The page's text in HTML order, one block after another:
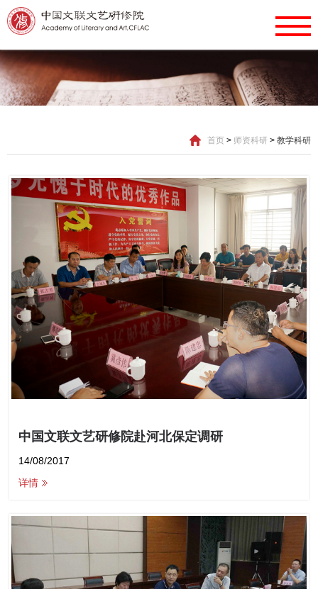
首页 > 师资科研 > 教学科研
中国文联文艺研修院赴河北保定调研
14/08/2017
详情